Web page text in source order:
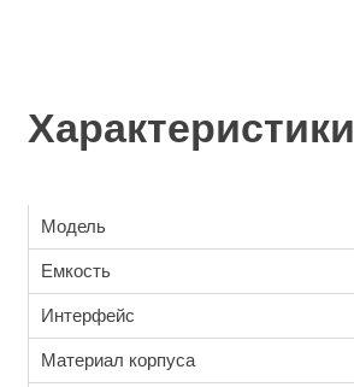
Характеристики
Модель
Емкость
Интерфейс
Материал корпуса